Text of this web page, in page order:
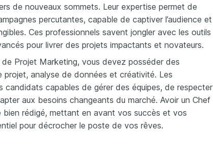
de nouveaux sommets. Leur expertise permet de
percutantes, capable de captiver l’audience et
Ces professionnels savent jongler avec les outils
pour livrer des projets impactants et novateurs.
Projet Marketing, vous devez posséder des
analyse de données et créativité. Les
candidats capables de gérer des équipes, de respecter
aux besoins changeants du marché. Avoir un Chef
bien rédigé, mettant en avant vos succès et vos
pour décrocher le poste de vos rêves.